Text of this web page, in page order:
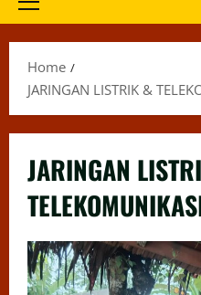
Primary
Home
JARINGAN LISTRIK &
JARINGAN